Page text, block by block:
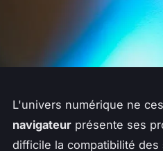
L'univers numérique ne
navigateur présente ses
difficile la compatibilité des